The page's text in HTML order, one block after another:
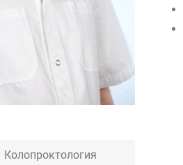
Колопроктология